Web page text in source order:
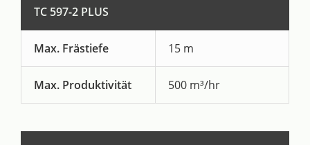
TC 597-2 PLUS
Max. Frästiefe 15 m
Max. Produktivität 500 m³/hr